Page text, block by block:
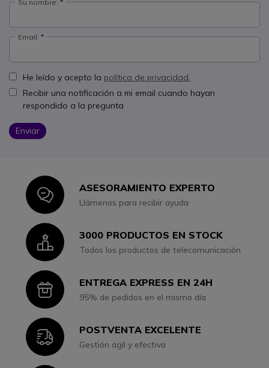
Su nombre:
Email:
He leído y acepto la política de privacidad.
Recibir una notificación a mi email cuando hayan
respondido a la pregunta
Enviar
IconASESORAMIENTO EXPERTO
Llámenos para recibir ayuda
Icon3000 PRODUCTOS EN STOCK
Todos los productos de telecomunicación
IconENTREGA EXPRESS EN 24H
95% de pedidos en el mismo día
IconPOSTVENTA EXCELENTE
Gestión ágil y efectiva